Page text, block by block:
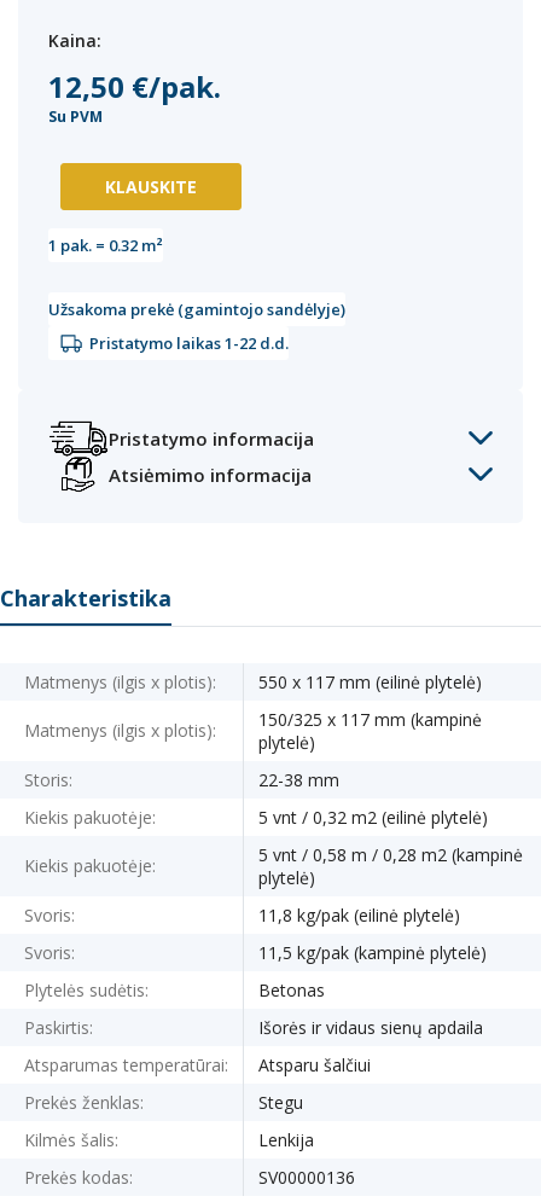
Kaina:
12,50 €/pak.
Su PVM
KLAUSKITE
1 pak. = 0.32 m²
Užsakoma prekė (gamintojo sandėlyje)
Pristatymo laikas 1-22 d.d.
Pristatymo informacija
Atsiėmimo informacija
Charakteristika
Matmenys (ilgis x plotis): 550 x 117 mm (eilinė plytelė)
Matmenys (ilgis x plotis):
150/325 x 117 mm (kampinė
plytelė)
Storis:
22-38 mm
Kiekis pakuotėje:
5 vnt / 0,32 m2 (eilinė plytelė)
Kiekis pakuotėje:
5 vnt / 0,58 m / 0,28 m2 (kampinė
plytelė)
Svoris:
11,8 kg/pak (eilinė plytelė)
Svoris:
11,5 kg/pak (kampinė plytelė)
Plytelės sudėtis:
Betonas
Paskirtis:
Išorės ir vidaus sienų apdaila
Atsparumas temperatūrai:
Atsparu šalčiui
Prekės ženklas:
Stegu
Kilmės šalis:
Lenkija
Prekės kodas:
SV00000136